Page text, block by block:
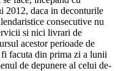
2012, daca in deconturile
consecutive nu
si nici livrari de
acestor perioade de
facuta din prima zi a lunii
de depunere al celui de-